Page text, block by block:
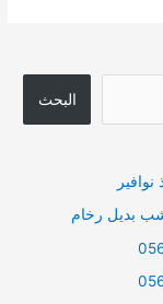
البحث